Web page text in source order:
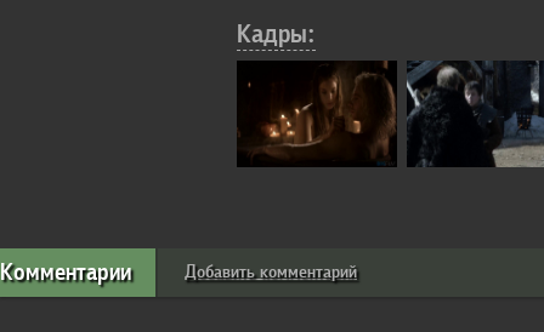
Кадры:
Комментарии Добавить комментарий